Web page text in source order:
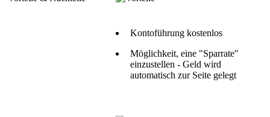
Kontoführung kostenlos
Möglichkeit, eine "Sparrate"
einzustellen - Geld wird
automatisch zur Seite gelegt